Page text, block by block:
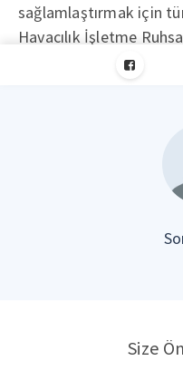
sağlamlaştırmak için
Havacılık İşletme
Size